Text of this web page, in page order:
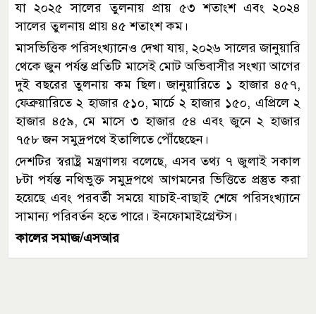
যা ২০২৫ সালের তুলনায় প্রায় ৫৩ শতাংশ এবং ২০২৪
সালের তুলনায় প্রায় ৪৫ শতাংশ কম।
মাসভিত্তিক পরিসংখ্যানেও দেখা যায়, ২০২৬ সালের জানুয়ারি
থেকে জুন পর্যন্ত প্রতিটি মাসেই মোট অভিবাসীর সংখ্যা আগের
দুই বছরের তুলনায় কম ছিল। জানুয়ারিতে ১ হাজার ৪৫৭,
ফেব্রুয়ারিতে ২ হাজার ৫১০, মার্চে ২ হাজার ১৫০, এপ্রিলে ২
হাজার ৪৫৯, মে মাসে ৩ হাজার ৫৪ এবং জুনে ২ হাজার
৭৫৮ জন সমুদ্রপথে ইতালিতে পৌঁছেছেন।
দেশটির স্বরাষ্ট্র মন্ত্রণালয় বলেছে, এসব তথ্য ৭ জুলাই সকাল
৮টা পর্যন্ত নথিভুক্ত সমুদ্রপথে আগমনের ভিত্তিতে প্রস্তুত করা
হয়েছে এবং পরবর্তী সময়ে যাচাই-বাছাই শেষে পরিসংখ্যানে
সামান্য পরিবর্তন হতে পারে। ইনফোমাইগ্রেন্টস।
কালের সমাজ/এসআর